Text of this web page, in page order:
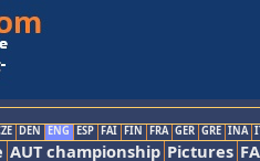
DEN ENG ESP FAI FIN FRA GER GRE INA
AUT championship Pictures